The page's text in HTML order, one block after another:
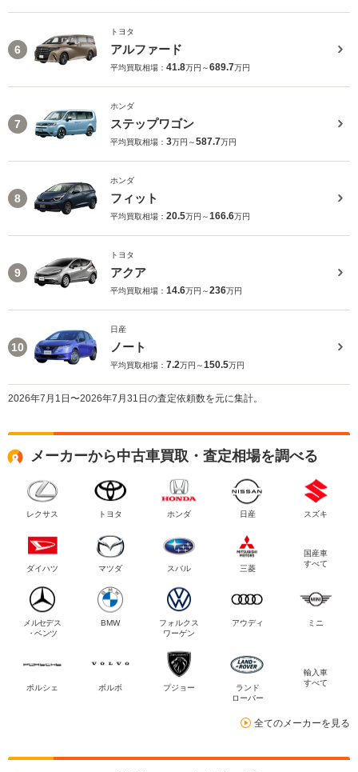
6
トヨタ
アルファード
平均買取相場： 41.8万円～689.7万円
7
ホンダ
ステップワゴン
平均買取相場： 3万円～587.7万円
8
ホンダ
フィット
平均買取相場： 20.5万円～166.6万円
9
トヨタ
アクア
平均買取相場： 14.6万円～236万円
10
日産
ノート
平均買取相場： 7.2万円～150.5万円
2026年7月1日〜2026年7月31日の査定依頼数を元に集計。
メーカーから中古車買取・査定相場を調べる
レクサス トヨタ ホンダ 日産 スズキ
ダイハツ マツダ スバル 三菱
国産車
すべて
メルセデス
・ベンツ
BMW
フォルクス
ワーゲン
アウディ ミニ
ポルシェ ボルボ プジョー
ランド
ローバー
輸入車
すべて
全てのメーカーを見る